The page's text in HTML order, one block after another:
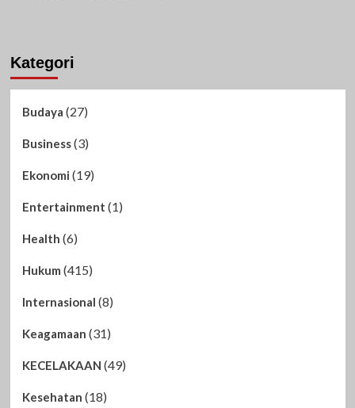
Kategori
Budaya (27)
Business(3)
Ekonomi (19)
Entertainment (1)
Health (6)
Hukum (415)
Internasional (8)
Keagamaan (31)
KECELAKAAN (49)
Kesehatan (18)